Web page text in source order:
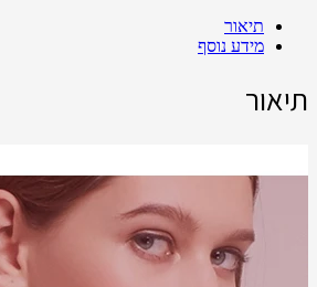
תיאור
מידע נוסף
תיאור